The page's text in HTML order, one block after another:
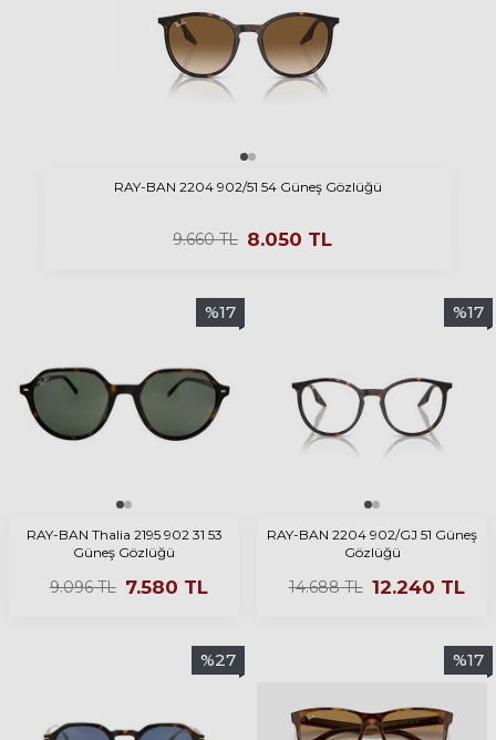
RAY-BAN 2204 902/51 54 Güneş Gözlüğü
9.660TL 8.050 TL
%17
RAY-BAN Thalia 2195 902 31 53
Güneş Gözlüğü
9.096TL 7.580 TL
%17
RAY-BAN 2204 902/GJ 51 Güneş
Gözlüğü
14.688TL 12.240 TL
%27 %17